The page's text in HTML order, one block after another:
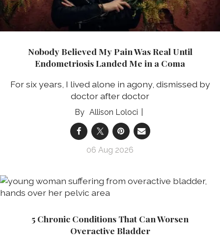
Nobody Believed My Pain Was Real Until
Endometriosis Landed Me in a Coma
For six years, I lived alone in agony, dismissed by
doctor after doctor
Allison Loloci
06 Aug 2026
5 Chronic Conditions That Can Worsen
Overactive Bladder